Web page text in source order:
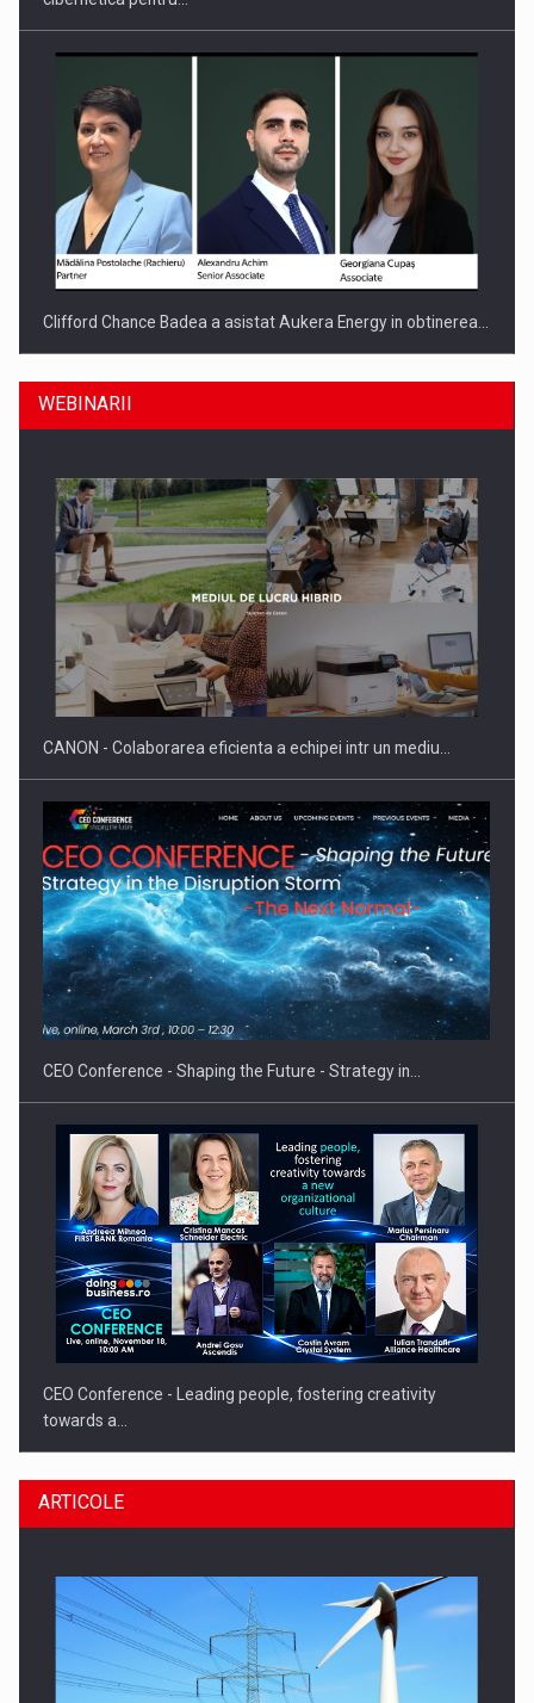
Clifford Chance Badea a asistat Aukera Energy in obtinerea…
SAPTE PERSONALITATI DIN MEDIUL DE AFACERI, ACADEMIC
SI INSTITUTIONAL…
Hard Enduro Piatra Craiului 2026, fueled by benzinariile RO…
WEBINARII
CANON - Colaborarea eficienta a echipei intr un mediu…
CEO Conference - Shaping the Future - Strategy in…
CEO Conference - Leading people, fostering creativity
towards a…
ARTICOLE